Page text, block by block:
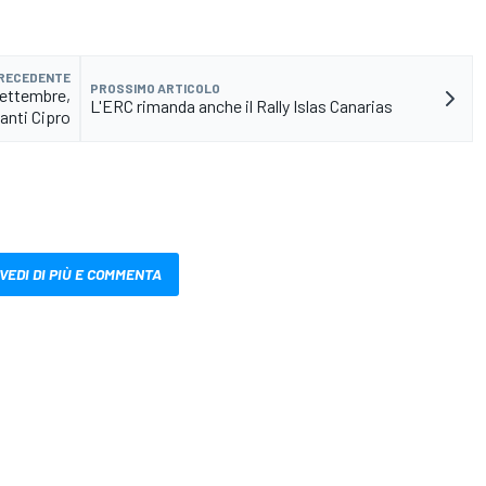
Cipro
PROSSIMO ARTICOLO
L'ERC rimanda anche il Rally Islas Canarias
VEDI DI PIÙ E COMMENTA